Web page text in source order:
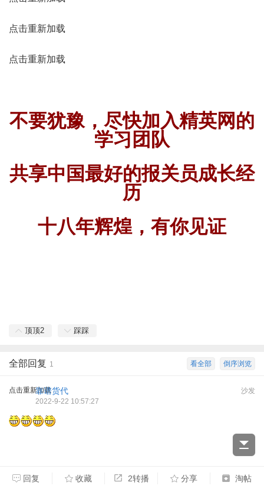
点击重新加载
点击重新加载
不要犹豫，尽快加入精英网的
学习团队
共享中国最好的报关员成长经
历
十八年辉煌，有你见证
顶顶2 踩踩
倒序浏览
看全部
全部回复 1
点击重新加载 沙发
靠谱货代
2022-9-22 10:57:27
回复 收藏 2转播 分享 淘帖